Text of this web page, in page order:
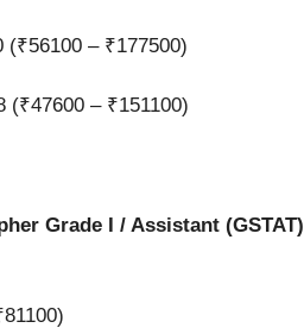
(₹56100 – ₹177500)
(₹47600 – ₹151100)
Grade I / Assistant (GSTAT)